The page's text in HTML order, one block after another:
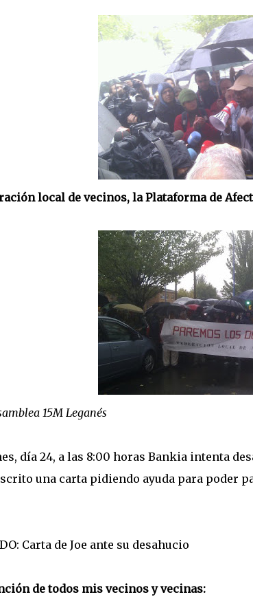
local de vecinos, la Plataforma de
15M Leganés
día 24, a las 8:00 horas Bankia intenta
una carta pidiendo ayuda para poder
Carta de Joe ante su desahucio
de todos mis vecinos y vecinas: